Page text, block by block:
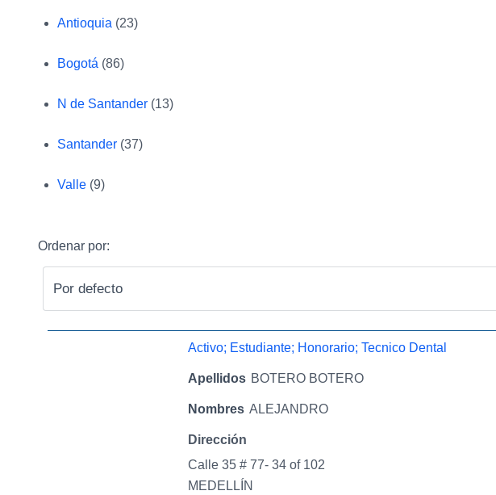
Antioquia (23)
Bogotá (86)
N de Santander (13)
Santander (37)
Valle (9)
Ordenar por:
Activo; Estudiante; Honorario; Tecnico Dental
Apellidos BOTERO BOTERO
Nombres ALEJANDRO
Dirección
Calle 35 # 77- 34 of 102
MEDELLÍN